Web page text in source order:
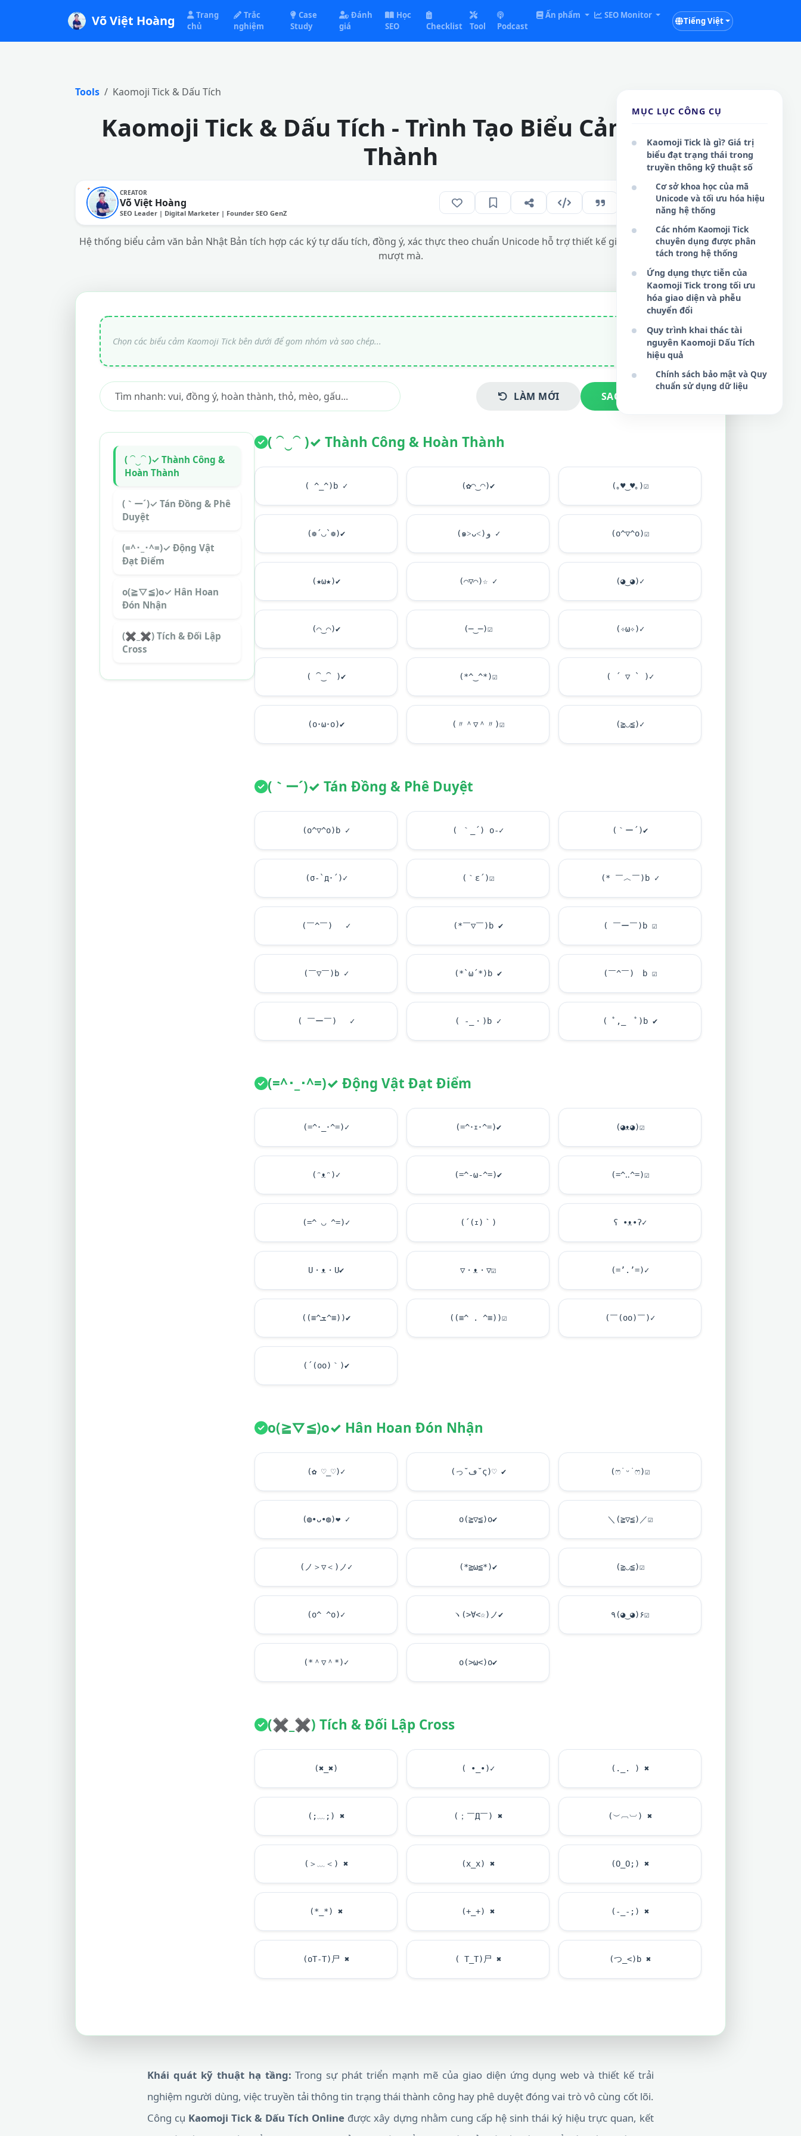
Võ Việt Hoàng
Trang
chủ
Trắc
nghiệm
Case
Study
Đánh
giá
Học
SEO
Checklist Tool Podcast
Ấn phẩm SEO Monitor
Tiếng Việt
Tools Kaomoji Tick & Dấu Tích
Kaomoji Tick & Dấu Tích - Trình Tạo Biểu Cảm Hoàn
Thành
CREATOR
Võ Việt Hoàng
SEO Leader | Digital Marketer | Founder SEO GenZ
137
Hệ thống biểu cảm văn bản Nhật Bản tích hợp các ký tự dấu tích, đồng ý, xác thực theo chuẩn Unicode hỗ trợ thiết kế giao diện và tương tác số
mượt mà.
LÀM MỚI SAO CHÉP NGAY
( ⁀‿⁀ )✓ Thành Công &
Hoàn Thành
(｀ー´)✓ Tán Đồng & Phê
Duyệt
(=^･_･^=)✓ Động Vật
Đạt Điểm
o(≧▽≦)o✓ Hân Hoan
Đón Nhận
(✖_✖) Tích & Đối Lập
Cross
( ⁀‿⁀ )✓ Thành Công & Hoàn Thành
( ^_^)b ✓ (✿◠‿◠)✔ (｡♥‿ ♥｡)☑
(❁´◡`❁)✔ (๑˃ᴗ˂)ﻭ ✓ (o^▽^o)☑
(★ω★)✔ (⌒▽⌒)☆ ✓ (◕‿◕)✓
(⌒‿⌒)✔ (─‿─)☑ (✧ω✧)✓
( ⁀‿⁀ )✔ (*^‿^*)☑ ( ´ ▽ ` )✓
(o･ω･o)✔ (〃＾▽＾〃)☑ (≧◡≦)✓
(｀ー´)✓ Tán Đồng & Phê Duyệt
(o^▽^o)b ✓ ( ｀_´) o-✓ (｀ー´)✔
(σ-`д･´)✓ (｀ε´)☑ (* ￣︿￣)b ✓
(￣^￣)ゞ ✓ (*￣▽￣)b ✔ ( ￣ー￣)b ☑
(￣▽￣)b ✓ (*`ω´*)b ✔ (￣^￣)ゞb ☑
( ￣ー￣)ゞ ✓ ( -_・)b ✓ ( ﾟ,_ゝﾟ)b ✔
(=^･_･^=)✓ Động Vật Đạt Điểm
(=^･_･^=)✓ (=^･ｪ･^=)✔ (◕ᴥ◕)☑
(ᵔᴥᵔ)✓ (=^-ω-^=)✔ (=^‥^=)☑
(=^ ◡ ^=)✓ (´(ｪ)｀) ʕ •ᴥ•ʔ✓
U・ᴥ・U✔ ▽・ᴥ・▽☑ (=’.’=)✓
((≡^ܫ^≡))✔ ((≡^ . ^≡))☑ (￣(oo)￣)✓
(´(oo)｀)✔
o(≧▽≦)o✓ Hân Hoan Đón Nhận
(✿ ♡_♡)✓ (っ˘ڡ˘ς)♡ ✔ (ෆ˙ᵕ˙ෆ)☑
(◍•ᴗ•◍)❤ ✓ o(≧▽≦)o✔ ＼(≧▽≦)／☑
(ノ＞▽＜)ノ✓ (*≧ω≦*)✔ (≧◡≦)☑
(o^ ^o)✓ ヽ(>∀<☆)ノ✔ ٩(◕‿◕)۶☑
(*＾▽＾*)✓ o(>ω<)o✔
(✖ ✖) Tích & Đối Lập Cross
(✖ ✖) ( •_•)✓ (._. ) ✖
(;﹏;) ✖ (；￣Д￣) ✖ (︶︹︺) ✖
(＞﹏＜) ✖ (x_x) ✖ (O_O;) ✖
(*_*) ✖ (+_+) ✖ (-_-;) ✖
(oT-T)尸 ✖ ( T_T)尸 ✖ (つ_<)b ✖
Khái quát kỹ thuật hạ tầng: Trong sự phát triển mạnh mẽ của giao diện ứng dụng web và thiết kế trải
nghiệm người dùng, việc truyền tải thông tin trạng thái thành công hay phê duyệt đóng vai trò vô cùng cốt lõi.
Công cụ Kaomoji Tick & Dấu Tích Online được xây dựng nhằm cung cấp hệ sinh thái ký hiệu trực quan, kết
MỤC LỤC CÔNG CỤ
Kaomoji Tick là gì? Giá trị
biểu đạt trạng thái trong
truyền thông kỹ thuật số
Cơ sở khoa học của mã
Unicode và tối ưu hóa hiệu
năng hệ thống
Các nhóm Kaomoji Tick
chuyên dụng được phân
tách trong hệ thống
Ứng dụng thực tiễn của
Kaomoji Tick trong tối ưu
hóa giao diện và phễu
chuyển đổi
Quy trình khai thác tài
nguyên Kaomoji Dấu Tích
hiệu quả
Chính sách bảo mật và Quy
chuẩn sử dụng dữ liệu